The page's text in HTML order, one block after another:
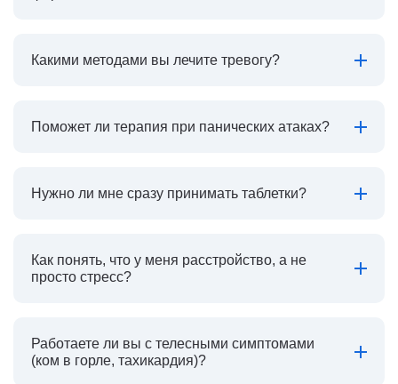
Какими методами вы лечите тревогу?
Поможет ли терапия при панических атаках?
Нужно ли мне сразу принимать таблетки?
Как понять, что у меня расстройство, а не
просто стресс?
Работаете ли вы с телесными симптомами
(ком в горле, тахикардия)?